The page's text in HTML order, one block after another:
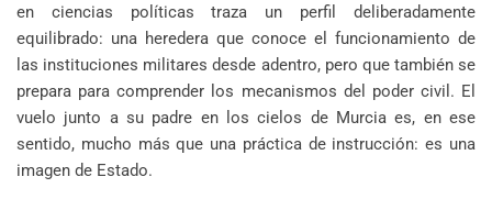
en ciencias políticas traza un perfil deliberadamente
equilibrado: una heredera que conoce el funcionamiento de
las instituciones militares desde adentro, pero que también se
prepara para comprender los mecanismos del poder civil. El
vuelo junto a su padre en los cielos de Murcia es, en ese
sentido, mucho más que una práctica de instrucción: es una
imagen de Estado.